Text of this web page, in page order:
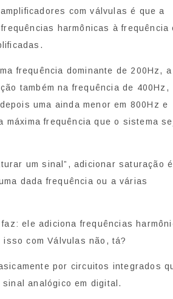
com válvulas é que a
harmônicas à frequência
frequência dominante de 200Hz, a
também na frequência de 400Hz,
uma ainda menor em 800Hz e
máxima frequência que o sistema
um sinal”, adicionar saturação é
dada frequência ou a várias
ele adiciona frequências
com Válvulas não, tá?
por circuitos integrados
analógico em digital.